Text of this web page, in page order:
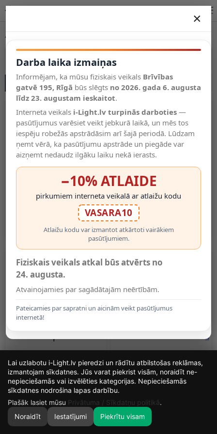
Salīdzināt
Vēlmju
saraksts
Valodas
0
Āra apgaismojums
Vairāk kategoriju
LED Modulis 12V Ar Lēcu,
7000K, IP65, 160°, 1.5W 120
Lm — Optonica MO4521
0.80€
LED Modulis 12V Ar Lēcu,
3000K, IP65, 160°, 1.5W 120
Lm — Optonica MO4523
0.81€
Ar Saules Paneli, 12LED,
300mAh Ni-Mh, IP65
4.99€
Fleksibls Gaismeklis,
8.5W/m, 230V, IP65,
Dažādās Krāsās
6.99€
×
Darba laika izmaiņas
Informējam, ka mūsu fiziskais veikals Brīvības
gatvē 195, Rīgā būs slēgts no 2026. gada 6. augusta
līdz 23. augustam ieskaitot.
Interneta veikals i-Light.lv turpinās darboties —
pasūtījumus varēsiet veikt jebkurā laikā, un mēs tos
iespēju robežās apstrādāsim arī šajā periodā. Lūdzam
ņemt vērā, ka pasūtījumu apstrāde un piegāde var
aizņemt nedaudz ilgāku laiku nekā ierasts.
−10% ATLAIDE
pirkumiem interneta veikalā ar atlaižu kodu
VASARA10
Atlaižu kodu var izmantot atkārtoti vairākiem
pasūtījumiem.
Fiziskais veikals atkal būs atvērts no
24. augusta.
Atvainojamies par sagādātajām neērtībām.
Pateicamies par sapratni un aicinām veikt pasūtījumus
internetā!
14
DIENAS
16
STUNDAS
56
MIN.
30
Lai uzlabotu i-Light.lv pieredzi un rādītu atbilstošas reklāmas,
izmantojam sīkdatnes. Jūs varat piekrist visām, noraidīt ne-
nepieciešamās vai izvēlēties kategorijas. Nepieciešamās
sīkdatnes nodrošina lapas darbību.
Plašāk lasiet mūsu Privātuma / Sīkdatņu politikā.
Noraidīt
Iestatījumi Piekrītu visam